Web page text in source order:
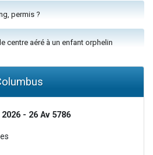
permis ?
centre aéré à un enfant orphelin
- 26 Av 5786